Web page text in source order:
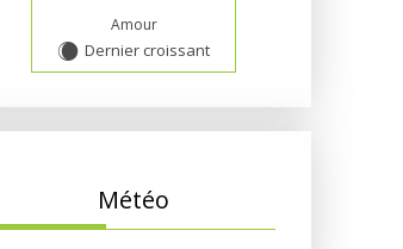
Amour
X Dernier croissant
Météo